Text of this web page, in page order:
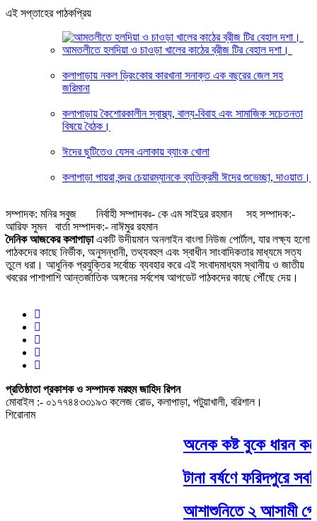
এই সপ্তাহের পাঠকপ্রিয়
আমতলীতে হলদিয়া ও চাওড়া খালের কাঠের ব্রীজ টির বেহাল দশা।
কলাপাড়ায় নকল ড্রিংকোর কারখানা সনাক্ত এক বছরের জেল সহ
জরিমানা
কলাপাড়ায় কৈশোরকালীন স্বাস্থ্য, বাল্য-বিবাহ এবং সামাজিক সচেতনতা
বিষয়ে বৈঠক।
ঈদের ছুটিতেও যেসব এলাকায় ব্যাংক খোলা
কলাপাড়া পায়রা বন্দর চেয়ারম্যানকে ব্যতিক্রমী ঈদের শুভেচ্ছা, দাওয়াত।
সম্পাদক: মনির সবুজ নির্বাহী সম্পাদকঃ- কে এম সাইদুর রহমান সহ সম্পাদক:-
আরিফ সুমন বার্তা সম্পাদক:- নাঈমুর রহমান
দৈনিক আজকের কলাপাড়াএকটি উদীয়মান অনলাইন বাংলা নিউজ পোর্টাল, যার লক্ষ্য হলো
পাঠকদের কাছে নির্ভীক, অনুসন্ধানী, তথ্যবহুল এবং স্বাধীন সাংবাদিকতার মাধ্যমে সত্য
তুলে ধরা। আধুনিক প্রযুক্তির সর্বোচ্চ ব্যবহার করে এই সংবাদমাধ্যম স্থানীয় ও জাতীয়
খবরের পাশাপাশি আন্তর্জাতিক অঙ্গনের সর্বশেষ আপডেট পাঠকদের কাছে পৌঁছে দেয়।
প্রতিষ্ঠাতা প্রকাশক ও সম্পাদক মরহুম জাহিদ রিপন
মোবাইল :- ০১৭৭৪৪৩৩১৯৩ কলেজ রোড, কলাপাড়া, পটুয়াখালী, বরিশাল।
শিরোনাম
অনেক কষ্ট বুকে ধারন
টানা বর্ষণে ফরিদপুরে
আশাশুনিতে ২ আসামী